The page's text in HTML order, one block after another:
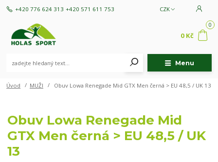
Menu
CZK
+420 776 624 313 +420 571 611 753
0
0 Kč
Úvod MUŽI Obuv Lowa Renegade Mid GTX Men černá > EU 48,5 / UK 13
Obuv Lowa Renegade Mid
GTX Men černá > EU 48,5 / UK
13